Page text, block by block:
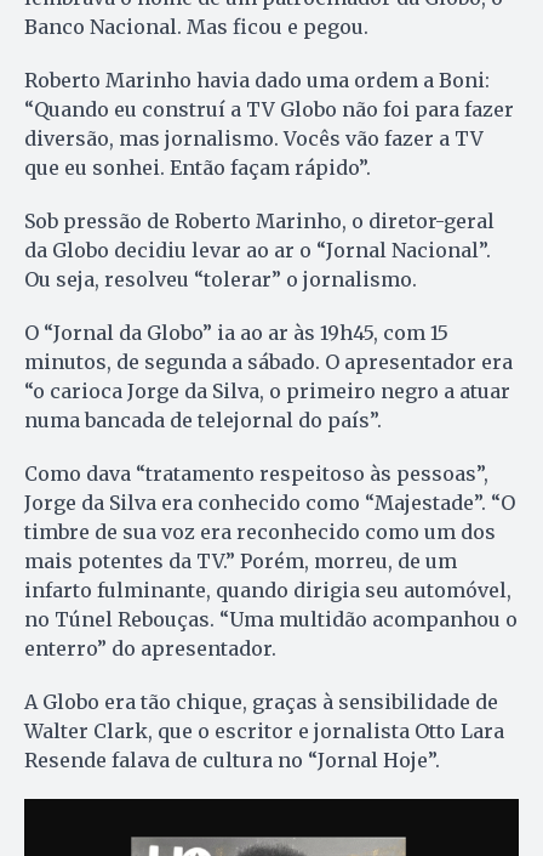
Banco Nacional. Mas ficou e pegou.
Roberto Marinho havia dado uma ordem a Boni:
“Quando eu construí a TV Globo não foi para fazer
diversão, mas jornalismo. Vocês vão fazer a TV
que eu sonhei. Então façam rápido”.
Sob pressão de Roberto Marinho, o diretor-geral
da Globo decidiu levar ao ar o “Jornal Nacional”.
Ou seja, resolveu “tolerar” o jornalismo.
O “Jornal da Globo” ia ao ar às 19h45, com 15
minutos, de segunda a sábado. O apresentador era
“o carioca Jorge da Silva, o primeiro negro a atuar
numa bancada de telejornal do país”.
Como dava “tratamento respeitoso às pessoas”,
Jorge da Silva era conhecido como “Majestade”. “O
timbre de sua voz era reconhecido como um dos
mais potentes da TV.” Porém, morreu, de um
infarto fulminante, quando dirigia seu automóvel,
no Túnel Rebouças. “Uma multidão acompanhou o
enterro” do apresentador.
A Globo era tão chique, graças à sensibilidade de
Walter Clark, que o escritor e jornalista Otto Lara
Resende falava de cultura no “Jornal Hoje”.